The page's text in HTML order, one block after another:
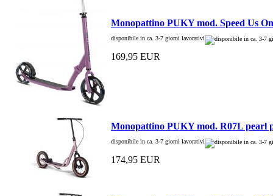
Monopattino PUKY mod. Speed Us
disponibile in ca. 3-7 giorni lavorativi
169,95 EUR
Monopattino PUKY mod. R07L pearl
disponibile in ca. 3-7 giorni lavorativi
174,95 EUR